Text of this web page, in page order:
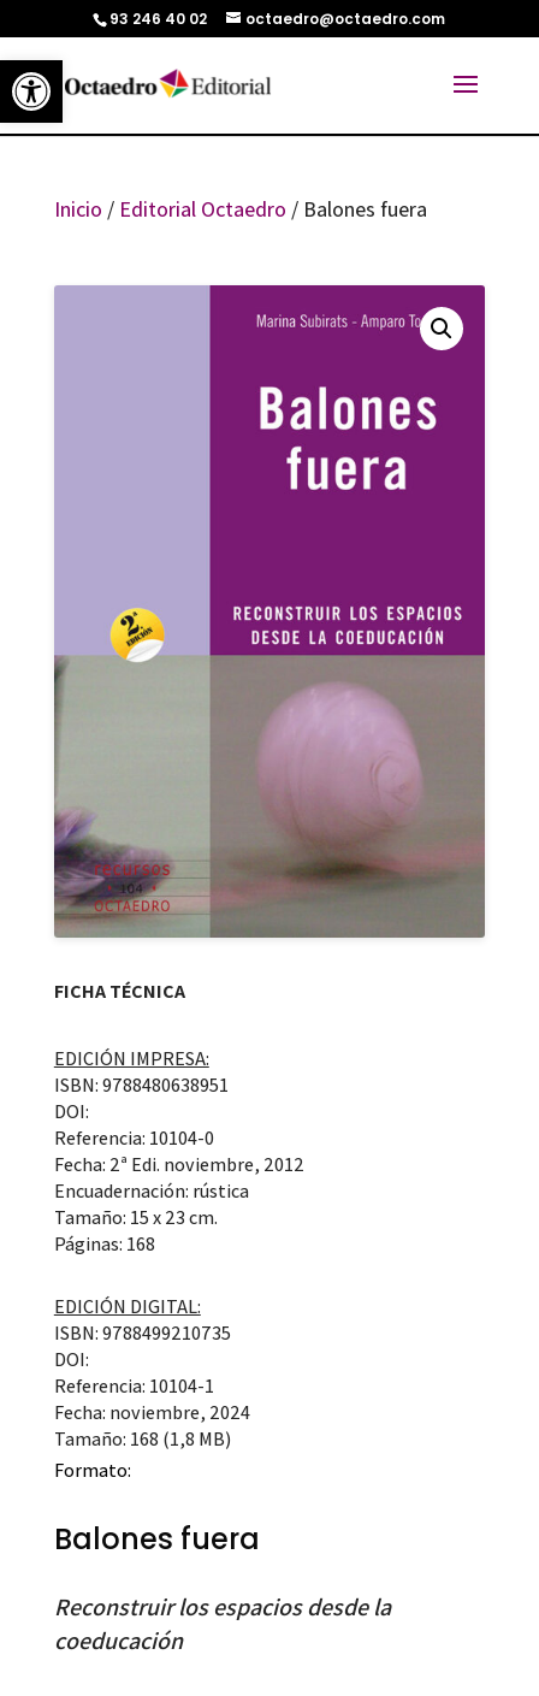
Abrir barra de herramientas
93 246 40 02 octaedro@octaedro.com
Inicio / Editorial Octaedro / Balones fuera
FICHA TÉCNICA
EDICIÓN IMPRESA:
ISBN: 9788480638951
DOI:
Referencia: 10104-0
Fecha: 2ª Edi. noviembre, 2012
Encuadernación: rústica
Tamaño: 15 x 23 cm.
Páginas: 168
EDICIÓN DIGITAL:
ISBN: 9788499210735
DOI:
Referencia: 10104-1
Fecha: noviembre, 2024
Tamaño: 168 (1,8 MB)
Formato:
Balones fuera
Reconstruir los espacios desde la
coeducación